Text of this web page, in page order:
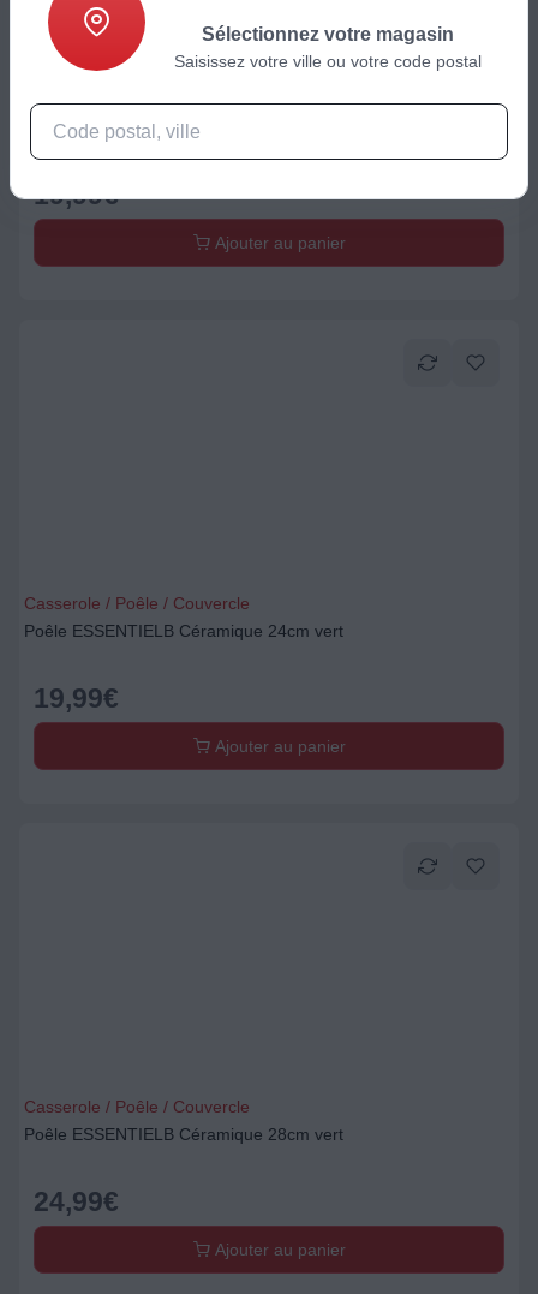
Casserole / Poêle / Couvercle
Crêpière ESSENTIELB céramique 28cm vert
19,99€
Ajouter au panier
Casserole / Poêle / Couvercle
Poêle ESSENTIELB Céramique 24cm vert
19,99€
Ajouter au panier
Casserole / Poêle / Couvercle
Poêle ESSENTIELB Céramique 28cm vert
24,99€
Ajouter au panier
Sélectionnez votre magasin
Saisissez votre ville ou votre code postal